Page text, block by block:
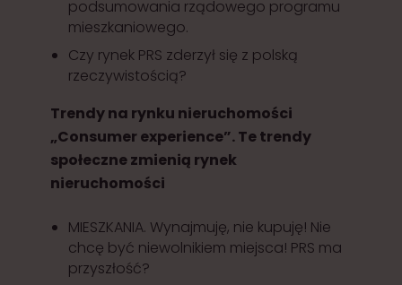
podsumowania rządowego programu
mieszkaniowego.
Czy rynek PRS zderzył się z polską
rzeczywistością?
Trendy na rynku nieruchomości
„Consumer experience”. Te trendy
społeczne zmienią rynek
nieruchomości
MIESZKANIA. Wynajmuję, nie kupuję! Nie
chcę być niewolnikiem miejsca! PRS ma
przyszłość?